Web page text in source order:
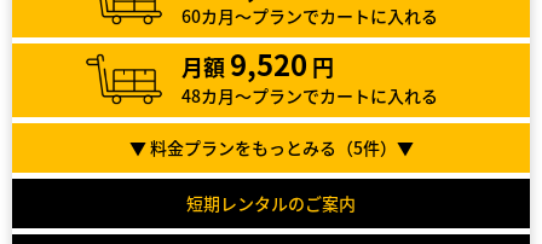
60カ月～プランでカートに入れる
月額 9,520 円
48カ月～プランでカートに入れる
▼ 料金プランをもっとみる（5件）▼
短期レンタルのご案内